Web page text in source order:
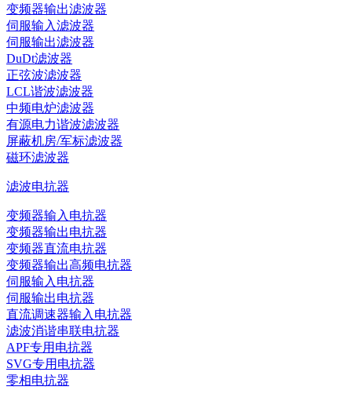
变频器输出滤波器
伺服输入滤波器
伺服输出滤波器
DuDt滤波器
正弦波滤波器
LCL谐波滤波器
中频电炉滤波器
有源电力谐波滤波器
屏蔽机房/军标滤波器
磁环滤波器
滤波电抗器
变频器输入电抗器
变频器输出电抗器
变频器直流电抗器
变频器输出高频电抗器
伺服输入电抗器
伺服输出电抗器
直流调速器输入电抗器
滤波消谐串联电抗器
APF专用电抗器
SVG专用电抗器
零相电抗器